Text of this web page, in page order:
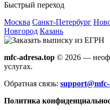
Быстрый переход
Москва Санкт-Петербург
Новгород Казань
mfc-adresa.top © 2026 —
услугах.
Обратная связь:
Политика